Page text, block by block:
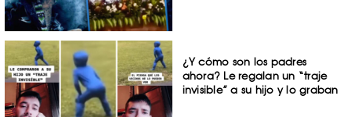
¿Y cómo son los padres
ahora? Le regalan un “traje
invisible” a su hijo y lo graban